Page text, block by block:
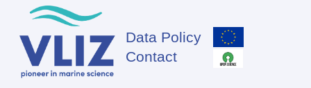
Footer
Data Policy
Contact